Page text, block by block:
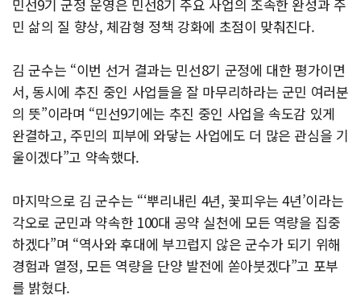
민선9기 군정 운영은 민선8기 주요 사업의 조속한 완성과 주
민 삶의 질 향상, 체감형 정책 강화에 초점이 맞춰진다.
김 군수는 “이번 선거 결과는 민선8기 군정에 대한 평가이면
서, 동시에 추진 중인 사업들을 잘 마무리하라는 군민 여러분
의 뜻”이라며 “민선9기에는 추진 중인 사업을 속도감 있게
완결하고, 주민의 피부에 와닿는 사업에도 더 많은 관심을 기
울이겠다”고 약속했다.
마지막으로 김 군수는 “‘뿌리내린 4년, 꽃피우는 4년’이라는
각오로 군민과 약속한 100대 공약 실천에 모든 역량을 집중
하겠다”며 “역사와 후대에 부끄럽지 않은 군수가 되기 위해
경험과 열정, 모든 역량을 단양 발전에 쏟아붓겠다”고 포부
를 밝혔다.